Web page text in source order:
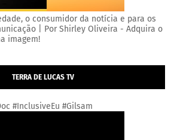
o consumidor da notícia e para os
| Por Shirley Oliveira - Adquira o
imagem!
TERRA DE LUCAS TV
#InclusiveEu #Gilsam